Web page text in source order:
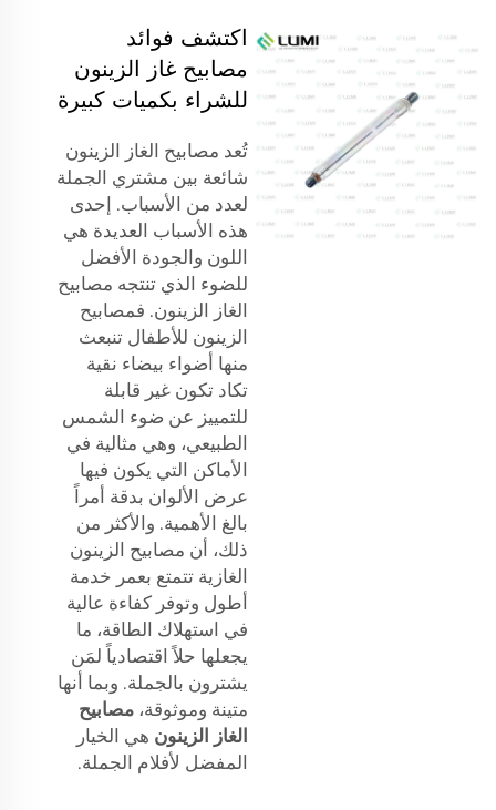
اكتشف فوائد
مصابيح غاز الزينون
للشراء بكميات كبيرة
تُعد مصابيح الغاز الزينون
شائعة بين مشتري الجملة
لعدد من الأسباب. إحدى
هذه الأسباب العديدة هي
اللون والجودة الأفضل
للضوء الذي تنتجه مصابيح
الغاز الزينون. فمصابيح
الزينون للأطفال تنبعث
منها أضواء بيضاء نقية
تكاد تكون غير قابلة
للتمييز عن ضوء الشمس
الطبيعي، وهي مثالية في
الأماكن التي يكون فيها
عرض الألوان بدقة أمراً
بالغ الأهمية. والأكثر من
ذلك، أن مصابيح الزينون
الغازية تتمتع بعمر خدمة
أطول وتوفر كفاءة عالية
في استهلاك الطاقة، ما
يجعلها حلاً اقتصادياً لمَن
يشترون بالجملة. وبما أنها
متينة وموثوقة، مصابيح
الغاز الزينون هي الخيار
المفضل لأفلام الجملة.